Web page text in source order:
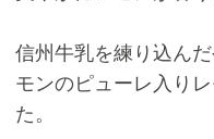
信州牛乳を練り込ん
モンのピューレ入り
た。